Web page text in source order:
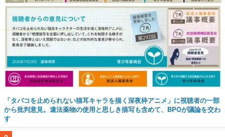
「タバコを止められない猫耳キャラを描く深夜枠アニメ」に視聴者の一部
から批判意見。違法薬物の使用と思しき描写も含めて、BPOが議論を交わ
す